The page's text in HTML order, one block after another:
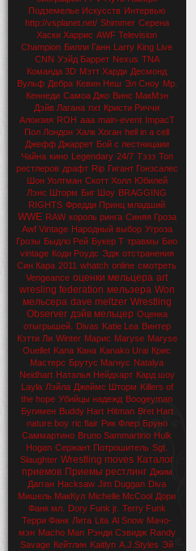
Подземелье Искусств Интервью
http://vsplanet.net/ Shimmer Серена
Хаски Харрис AWF Television
Champion Билли Ганн Larry King Live
CNN Уэйд Баррет Nexus TNA
Команда 3D Мэтт Харди Десмонд
Вульф Дебра Кевин Неш Эл Сноу Мр.
Кеннеди Самоа Джо Винс МакМэн
Дэйв Лагана nxt Кристи Риччи
Алоизия ROH aaa main-event ImpacT
Пол Лондон Халк Хоган hell in a cell
Джефф Джаррет Бой с лестницаии
Чайна кино Legendary 24/7 Тэзз Топ
рестлеров драфт Rip Гигант Гонзсалес
Шон Уолтман Скотт Холл Юбилей
Лэнс Шторм Биг Шоу BRAGGING
RIGHTS Фредди Принц младший
WWE RAW король ринга Синяя Гроза
Awf Vintage Народный выбор Угроза
Грозы Быдло Рей Букер Т травмы Био
vintage Коди Роудс Эдж отстранения
Син Кара 2011 whatch online смотреть
Vengeance оценки мельцера art
wresling federation мельзера Won
мельсера dave meltzer Wrestling
Observer дэйв мельцер Оценка
отыгрышей.
Divas Katie Lea Винтер
Кэтти Ли Winter Марис Maryse Maryse
Ouellet Kana Кана Kanako Urai Крис
Мастерс Брутус Магнус Natalya
Neidhart Наталья Нейдхарт Кард шоу
Layla Лэйла Джеймс Шторм Killers of
the hope Убийцы надежд Boogeyman
Бугимен Buddy Hart Hitman Bret Hart
nature boy ric flair Рик Флер Бруно
Саммартино Bruno Sammartino Hulk
Hogan Сержант Потрошитель Sgt.
Slaughter Wrestling moves Каталог
приемов Приемы рестлинг Джим
Дагган Hacksaw Jim Duggan Diva
Мишель МакКул Michelle McCool Дори
Фанк мл.
Dory Funk jr. Terry Funk
Терри Фанк Лита Lita Al Snow Мачо-
мэн Macho Man Рэнди Сэвидж Randy
Savage Кейтлин Kaitlyn A.J.Styles Эй